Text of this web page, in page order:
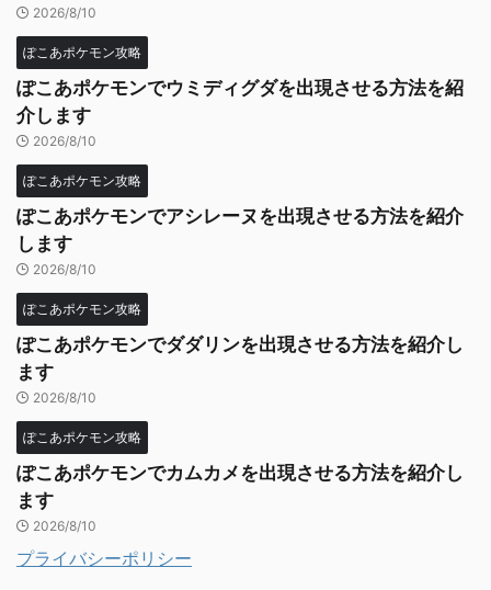
2026/8/10
ぽこあポケモン攻略
ぽこあポケモンでウミディグダを出現させる方法を紹
介します
2026/8/10
ぽこあポケモン攻略
ぽこあポケモンでアシレーヌを出現させる方法を紹介
します
2026/8/10
ぽこあポケモン攻略
ぽこあポケモンでダダリンを出現させる方法を紹介し
ます
2026/8/10
ぽこあポケモン攻略
ぽこあポケモンでカムカメを出現させる方法を紹介し
ます
2026/8/10
プライバシーポリシー